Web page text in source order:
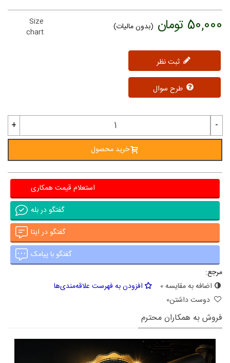
50,000 تومان (بدون مالیات)
ثبت نظر
Size
chart
-
+
خرید محصول
استعلام قیمت همکاری
گفتگو در بله
گفتگو در ایتا
گفتگو با پیامک
مرجع:
اضافه به مقایسه0
افزودن به فهرست علاقه‌مندی‌ها
دوست داشتن0
فروش به همکاران محترم